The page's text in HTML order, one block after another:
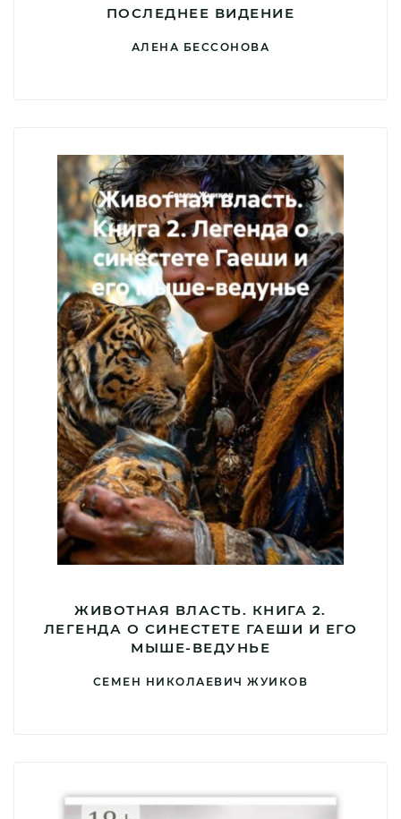
ПОСЛЕДНЕЕ ВИДЕНИЕ
АЛЕНА БЕССОНОВА
ЖИВОТНАЯ ВЛАСТЬ. КНИГА 2.
ЛЕГЕНДА О СИНЕСТЕТЕ ГАЕШИ И ЕГО
МЫШЕ-ВЕДУНЬЕ
СЕМЕН НИКОЛАЕВИЧ ЖУИКОВ